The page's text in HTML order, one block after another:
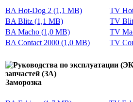
BA Hot-Dog 2 (1,1 MB)
TV
BA Blitz (1,1 MB)
TV
BA Macho (1,0 MB)
TV
BA Contact 2000 (1,0 MB)
TV
Заморозка